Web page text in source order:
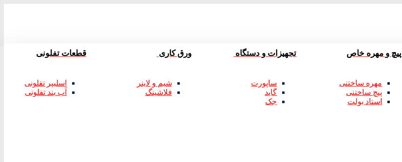
پیچ و مهره خاص
مهره ساختنی
پیچ ساختنی
استاد بولت
تجهیزات و دستگاه
ساپورت
گاید
جک
ورق کاری
شیم و لاینر
فلاشینگ
قطعات تفلونی
اسلیپر تفلونی
آب بند تفلونی